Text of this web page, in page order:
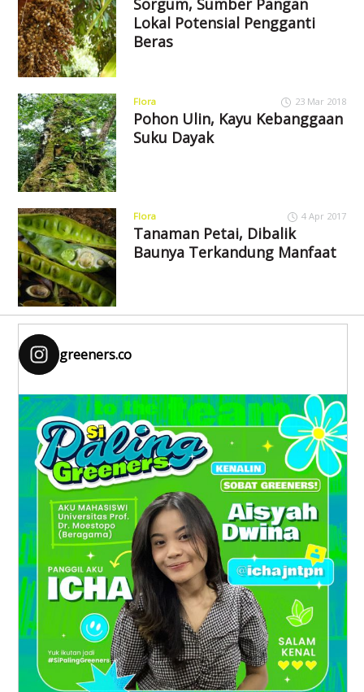
Sorgum, Sumber Pangan
Lokal Potensial Pengganti
Beras
Flora 23 Mar 2018
Pohon Ulin, Kayu Kebanggaan
Suku Dayak
Flora 4 Apr 2017
Tanaman Petai, Dibalik
Baunya Terkandung Manfaat
greeners.co